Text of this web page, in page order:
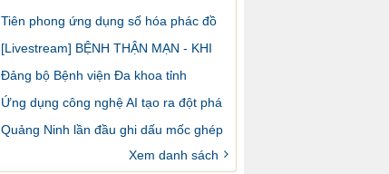
Tiên phong ứng dụng số hóa phác đồ
điều trị và cảnh báo dược lâm sàng
[Livestream] BỆNH THẬN MẠN - KHI
NÀO CẦN GHÉP THẬN VÀ LÀM SAO
Đảng bộ Bệnh viện Đa khoa tỉnh
Quảng Ninh: Một nhiệm kỳ đổi mới,
Ứng dụng công nghệ AI tạo ra đột phá
trong chẩn đoán hình ảnh y khoa
Quảng Ninh lần đầu ghi dấu mốc ghép
thận trên bản đồ ghép tạng Việt Nam
Xem danh sách